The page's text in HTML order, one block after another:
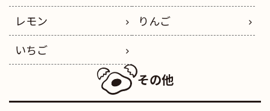
レモン
りんご
いちご
その他